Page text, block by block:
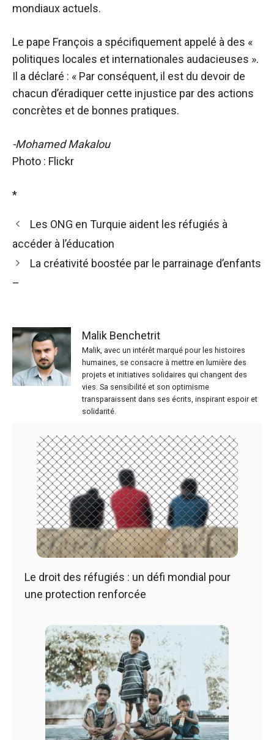
mondiaux actuels.
Le pape François a spécifiquement appelé à des «
politiques locales et internationales audacieuses ».
Il a déclaré : « Par conséquent, il est du devoir de
chacun d’éradiquer cette injustice par des actions
concrètes et de bonnes pratiques.
-Mohamed Makalou
Photo : Flickr
*
Les ONG en Turquie aident les réfugiés à
accéder à l’éducation
La créativité boostée par le parrainage d’enfants
–
Malik Benchetrit
Malik, avec un intérêt marqué pour les histoires
humaines, se consacre à mettre en lumière des
projets et initiatives solidaires qui changent des
vies. Sa sensibilité et son optimisme
transparaissent dans ses écrits, inspirant espoir et
solidarité.
Le droit des réfugiés : un défi mondial pour
une protection renforcée